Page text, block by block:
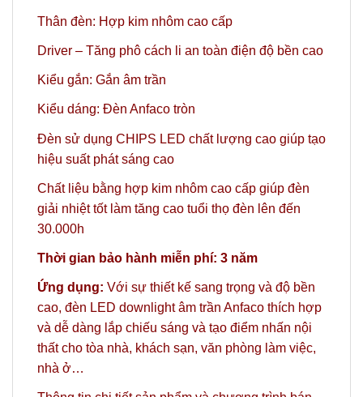
Thân đèn: Hợp kim nhôm cao cấp
Driver – Tăng phô cách li an toàn điện độ bền cao
Kiểu gắn: Gắn âm trần
Kiểu dáng: Đèn Anfaco tròn
Đèn sử dụng CHIPS LED chất lượng cao giúp tạo
hiệu suất phát sáng cao
Chất liệu bằng hợp kim nhôm cao cấp giúp đèn
giải nhiệt tốt làm tăng cao tuổi thọ đèn lên đến
30.000h
Thời gian bảo hành miễn phí: 3 năm
Ứng dụng: Với sự thiết kế sang trọng và độ bền
cao, đèn LED downlight âm trần Anfaco thích hợp
và dễ dàng lắp chiếu sáng và tạo điểm nhấn nội
thất cho tòa nhà, khách sạn, văn phòng làm việc,
nhà ở…